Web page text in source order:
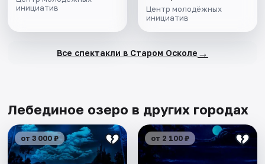
инициатив
Центр молодёжных
инициатив
Все спектакли в Старом Осколе →
Лебединое озеро в других городах
от 3 000 ₽ от 2 100 ₽